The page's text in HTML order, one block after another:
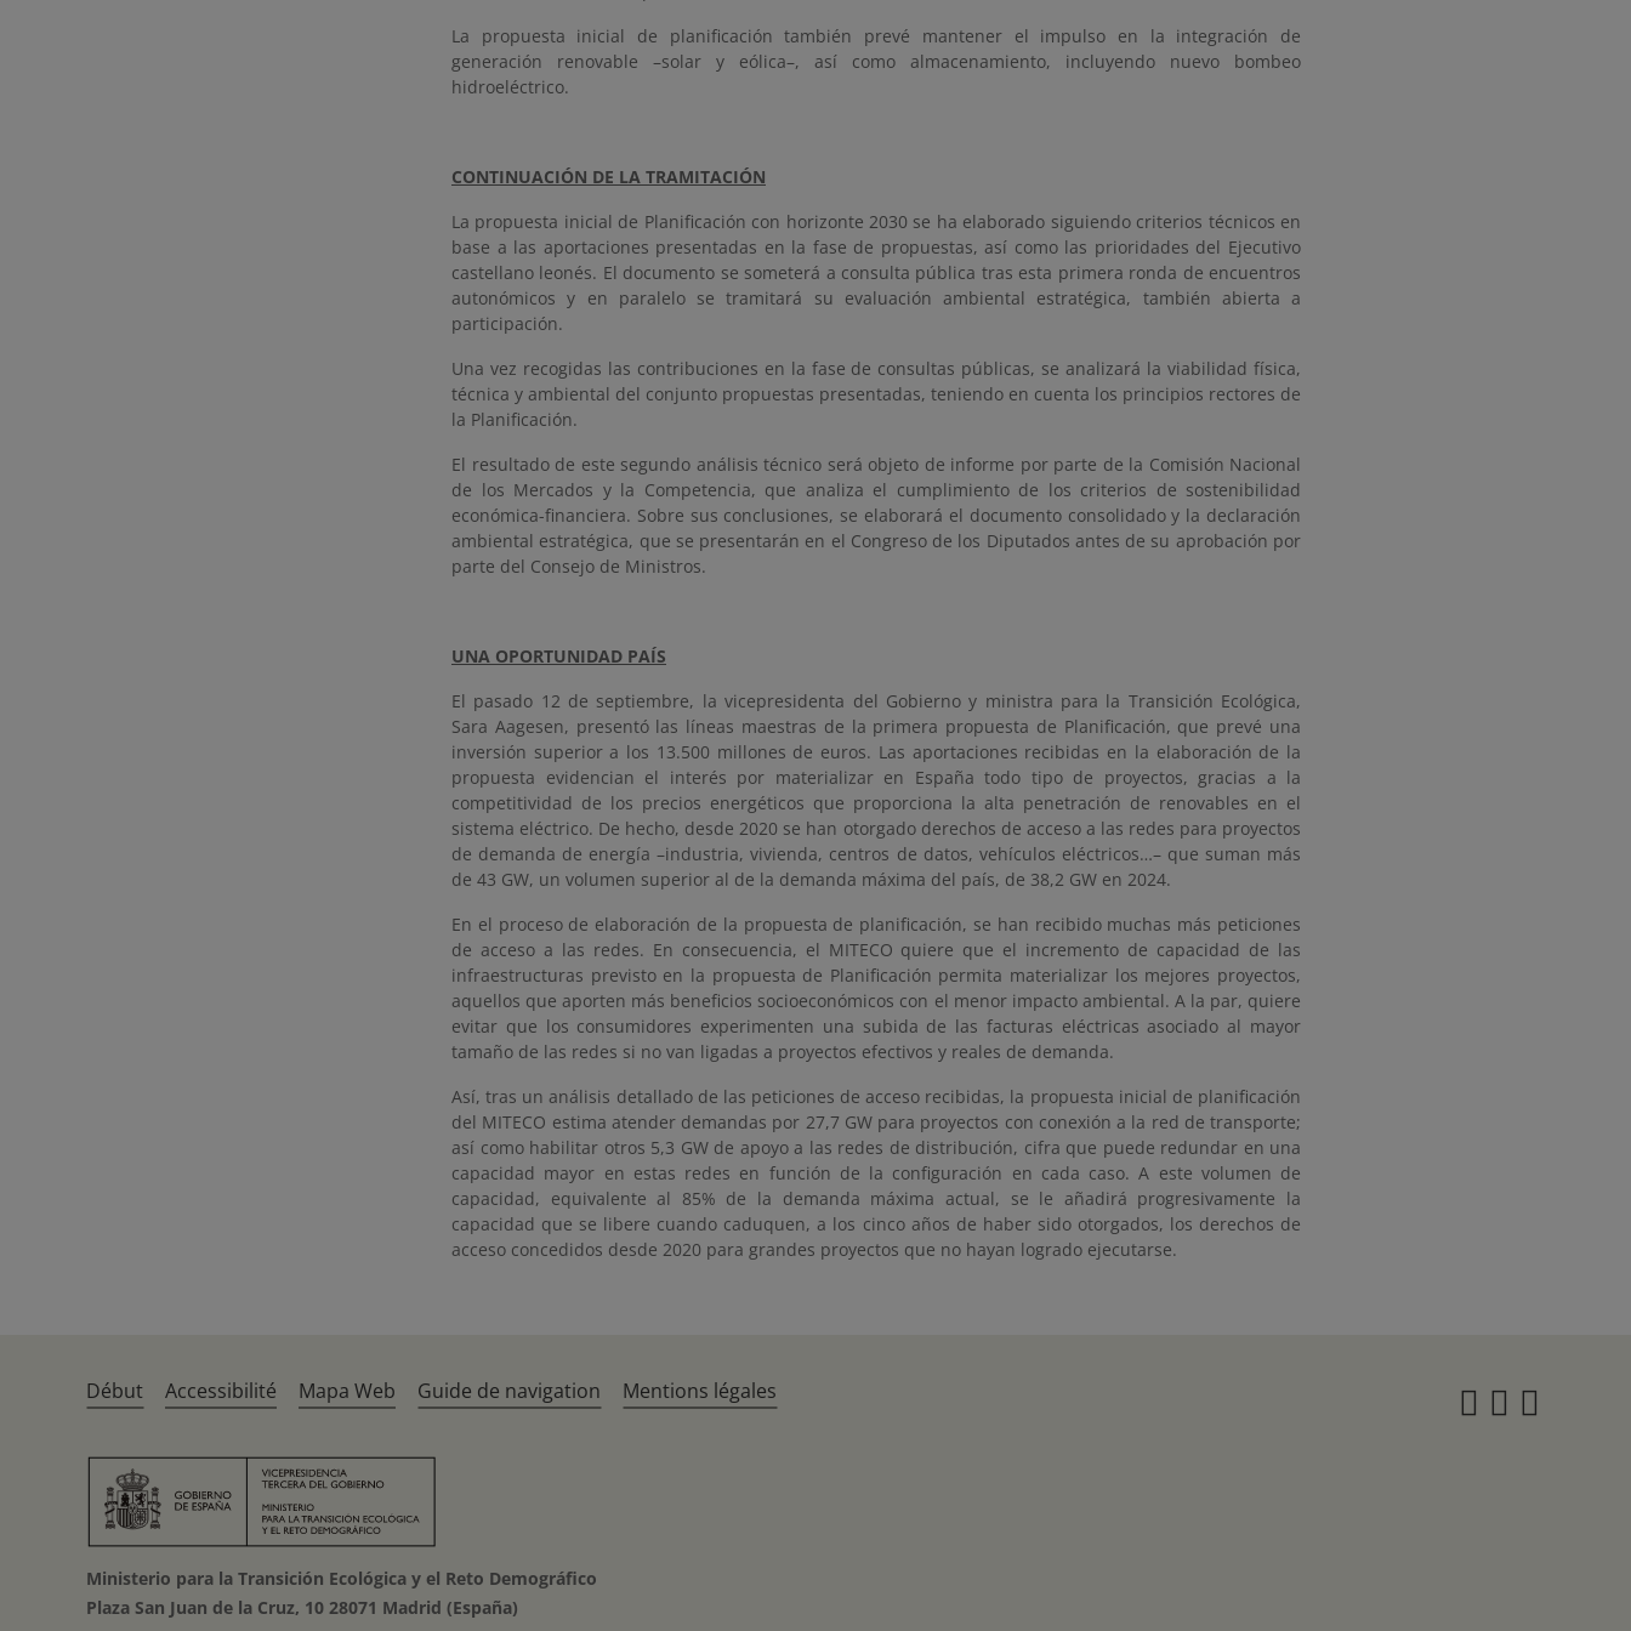
La propuesta inicial de planificación también prevé mantener el impulso en la integración de
generación renovable –solar y eólica–, así como almacenamiento, incluyendo nuevo bombeo
hidroeléctrico.
CONTINUACIÓN DE LA TRAMITACIÓN
La propuesta inicial de Planificación con horizonte 2030 se ha elaborado siguiendo criterios técnicos en
base a las aportaciones presentadas en la fase de propuestas, así como las prioridades del Ejecutivo
castellano leonés. El documento se someterá a consulta pública tras esta primera ronda de encuentros
autonómicos y en paralelo se tramitará su evaluación ambiental estratégica, también abierta a
participación.
Una vez recogidas las contribuciones en la fase de consultas públicas, se analizará la viabilidad física,
técnica y ambiental del conjunto propuestas presentadas, teniendo en cuenta los principios rectores de
la Planificación.
El resultado de este segundo análisis técnico será objeto de informe por parte de la Comisión Nacional
de los Mercados y la Competencia, que analiza el cumplimiento de los criterios de sostenibilidad
económica-financiera. Sobre sus conclusiones, se elaborará el documento consolidado y la declaración
ambiental estratégica, que se presentarán en el Congreso de los Diputados antes de su aprobación por
parte del Consejo de Ministros.
UNA OPORTUNIDAD PAÍS
El pasado 12 de septiembre, la vicepresidenta del Gobierno y ministra para la Transición Ecológica,
Sara Aagesen, presentó las líneas maestras de la primera propuesta de Planificación, que prevé una
inversión superior a los 13.500 millones de euros. Las aportaciones recibidas en la elaboración de la
propuesta evidencian el interés por materializar en España todo tipo de proyectos, gracias a la
competitividad de los precios energéticos que proporciona la alta penetración de renovables en el
sistema eléctrico. De hecho, desde 2020 se han otorgado derechos de acceso a las redes para proyectos
de demanda de energía –industria, vivienda, centros de datos, vehículos eléctricos…– que suman más
de 43 GW, un volumen superior al de la demanda máxima del país, de 38,2 GW en 2024.
En el proceso de elaboración de la propuesta de planificación, se han recibido muchas más peticiones
de acceso a las redes. En consecuencia, el MITECO quiere que el incremento de capacidad de las
infraestructuras previsto en la propuesta de Planificación permita materializar los mejores proyectos,
aquellos que aporten más beneficios socioeconómicos con el menor impacto ambiental. A la par, quiere
evitar que los consumidores experimenten una subida de las facturas eléctricas asociado al mayor
tamaño de las redes si no van ligadas a proyectos efectivos y reales de demanda.
Así, tras un análisis detallado de las peticiones de acceso recibidas, la propuesta inicial de planificación
del MITECO estima atender demandas por 27,7 GW para proyectos con conexión a la red de transporte;
así como habilitar otros 5,3 GW de apoyo a las redes de distribución, cifra que puede redundar en una
capacidad mayor en estas redes en función de la configuración en cada caso. A este volumen de
capacidad, equivalente al 85% de la demanda máxima actual, se le añadirá progresivamente la
capacidad que se libere cuando caduquen, a los cinco años de haber sido otorgados, los derechos de
acceso concedidos desde 2020 para grandes proyectos que no hayan logrado ejecutarse.
Début Accessibilité Mapa Web Guide de navigation Mentions légales Twitter
Ministerio para la Transición Ecológica y el Reto Demográfico
Plaza San Juan de la Cruz, 10 28071 Madrid (España)